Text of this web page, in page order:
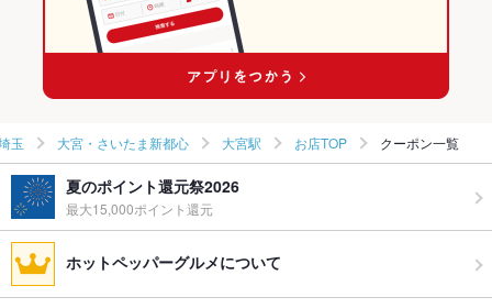
大宮駅 × イタリアン
玉 大宮・さいたま新都心 大宮駅 お店TOP クーポン一覧
夏のポイント還元祭2026
最大15,000ポイント還元
ホットペッパーグルメについて